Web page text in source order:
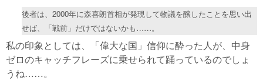
後者は、2000年に森喜朗首相が発現して物議を醸したことを思い出
せば、「戦前」だけではないかも……。
私の印象としては、「偉大な国」信仰に酔った人が、中身
ゼロのキャッチフレーズに乗せられて踊っているのでしょ
うね……。